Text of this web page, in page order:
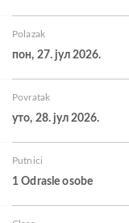
Polazak
пон, 27. јул 2026.
Povratak
уто, 28. јул 2026.
Putnici
1 Odrasle osobe